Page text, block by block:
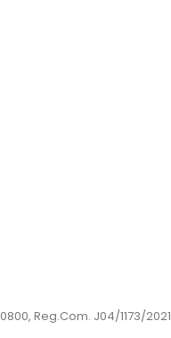
Reg.Com. J04/1173/2021